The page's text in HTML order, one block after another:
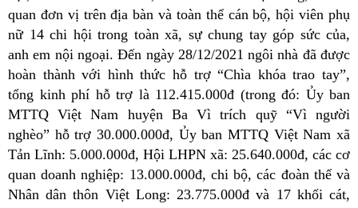
quan đơn vị trên địa bàn và toàn thể cán bộ, hội viên phụ
nữ 14 chi hội trong toàn xã, sự chung tay góp sức của,
anh em nội ngoại. Đến ngày 28/12/2021 ngôi nhà đã được
hoàn thành với hình thức hỗ trợ “Chìa khóa trao tay”,
tổng kinh phí hỗ trợ là 112.415.000đ (trong đó: Ủy ban
MTTQ Việt Nam huyện Ba Vì trích quỹ “Vì người
nghèo” hỗ trợ 30.000.000đ, Ủy banMTTQ Việt Nam xã
Tản Lĩnh: 5.000.000đ, Hội LHPN xã: 25.640.000đ, các cơ
quan doanh nghiệp: 13.000.000đ, chi bộ, các đoàn thể và
Nhân dân thôn Việt Long: 23.775.000đ và 17 khối cát,